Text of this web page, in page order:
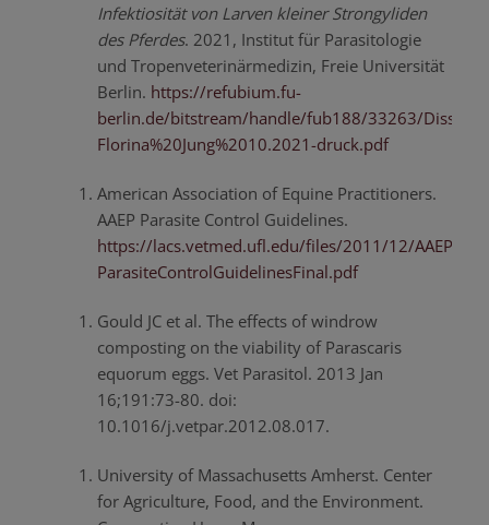
Infektiosität von Larven kleiner Strongyliden
des Pferdes. 2021, Institut für Parasitologie
und Tropenveterinärmedizin, Freie Universität
Berlin. https://refubium.fu-
berlin.de/bitstream/handle/fub188/33263/Diss-
Florina%20Jung%2010.2021-druck.pdf
American Association of Equine Practitioners.
AAEP Parasite Control Guidelines.
https://lacs.vetmed.ufl.edu/files/2011/12/AAEP-
ParasiteControlGuidelinesFinal.pdf
Gould JC et al. The effects of windrow
composting on the viability of Parascaris
equorum eggs. Vet Parasitol. 2013 Jan
16;191:73-80. doi:
10.1016/j.vetpar.2012.08.017.
University of Massachusetts Amherst. Center
for Agriculture, Food, and the Environment.